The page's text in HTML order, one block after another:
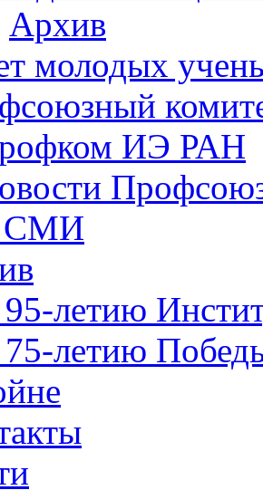
Архив
молодых
ИЭ РАН
СМИ
летию
летию